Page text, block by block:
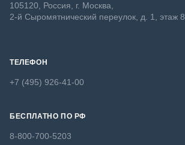
105120, Россия, г. Москва,
2-й Сыромятнический переулок, д. 1, этаж 8
ТЕЛЕФОН
+7 (495) 926-41-00
БЕСПЛАТНО ПО РФ
8-800-700-5203